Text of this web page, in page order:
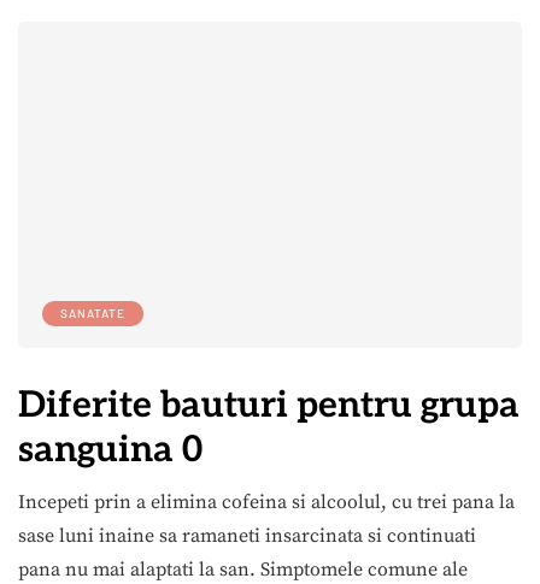
SANATATE
Diferite bauturi pentru grupa
sanguina 0
Incepeti prin a elimina cofeina si alcoolul, cu trei pana la
sase luni inaine sa ramaneti insarcinata si continuati
pana nu mai alaptati la san. Simptomele comune ale